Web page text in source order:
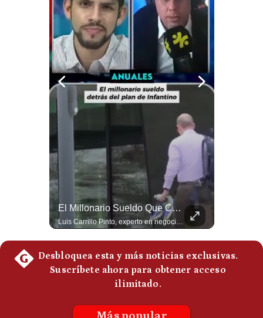
G de Gestión
Notas Contratadas
Gestión TV
gestion.pe
Y
Condiciones
Política
El Millonario Sueldo Que Casi Cobra Infantino Por La Nueva Empresa De La FIFA | #EnClaveEconómica